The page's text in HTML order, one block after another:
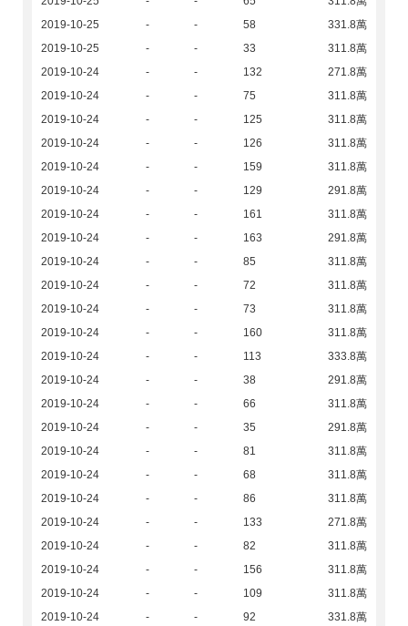
2019-10-25
- - 58
331.8萬
2019-10-25
- - 33
311.8萬
2019-10-24
- - 132
271.8萬
2019-10-24
- - 75
311.8萬
2019-10-24
- - 125
311.8萬
2019-10-24
- - 126
311.8萬
2019-10-24
- - 159
311.8萬
2019-10-24
- - 129
291.8萬
2019-10-24
- - 161
311.8萬
2019-10-24
- - 163
291.8萬
2019-10-24
- - 85
311.8萬
2019-10-24
- - 72
311.8萬
2019-10-24
- - 73
311.8萬
2019-10-24
- - 160
311.8萬
2019-10-24
- - 113
333.8萬
2019-10-24
- - 38
291.8萬
2019-10-24
- - 66
311.8萬
2019-10-24
- - 35
291.8萬
2019-10-24
- - 81
311.8萬
2019-10-24
- - 68
311.8萬
2019-10-24
- - 86
311.8萬
2019-10-24
- - 133
271.8萬
2019-10-24
- - 82
311.8萬
2019-10-24
- - 156
311.8萬
2019-10-24
- - 109
311.8萬
2019-10-24
- - 92
331.8萬